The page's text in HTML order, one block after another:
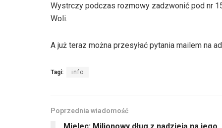
Wystrczy podczas rozmowy zadzwonić pod nr
Woli.
A już teraz można przesyłać pytania mailem na
Tagi: info
Poprzednia wiadomość